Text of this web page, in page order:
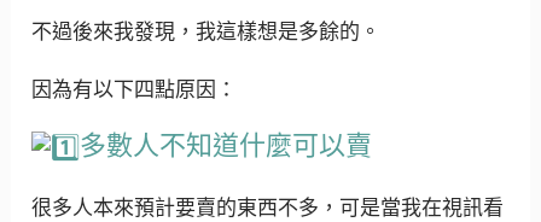
不過後來我發現，我這樣想是多餘的。
因為有以下四點原因：
多數人不知道什麼可以賣
很多人本來預計要賣的東西不多，可是當我在視訊看